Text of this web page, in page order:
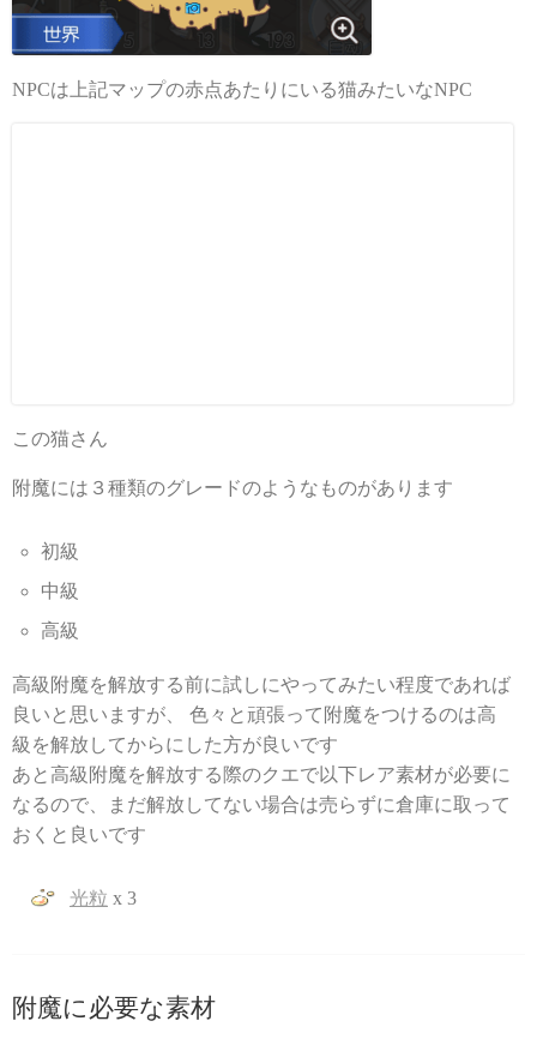
NPCは上記マップの赤点あたりにいる猫みたいなNPC
この猫さん
附魔には３種類のグレードのようなものがあります
初級
中級
高級
高級附魔を解放する前に試しにやってみたい程度であれば
良いと思いますが、 色々と頑張って附魔をつけるのは高
級を解放してからにした方が良いです
あと高級附魔を解放する際のクエで以下レア素材が必要に
なるので、まだ解放してない場合は売らずに倉庫に取って
おくと良いです
光粒 x 3
附魔に必要な素材